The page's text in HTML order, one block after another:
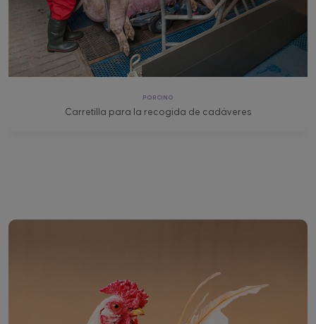
PORCINO
Carretilla para la recogida de cadáveres